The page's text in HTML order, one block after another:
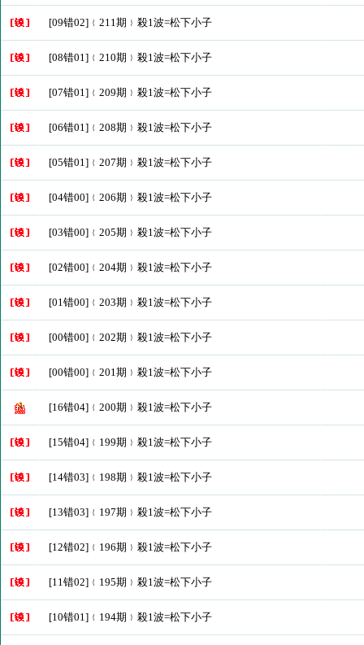
[09错02]﹛211期﹜殺1波=松下小子
[08错01]﹛210期﹜殺1波=松下小子
[07错01]﹛209期﹜殺1波=松下小子
[06错01]﹛208期﹜殺1波=松下小子
[05错01]﹛207期﹜殺1波=松下小子
[04错00]﹛206期﹜殺1波=松下小子
[03错00]﹛205期﹜殺1波=松下小子
[02错00]﹛204期﹜殺1波=松下小子
[01错00]﹛203期﹜殺1波=松下小子
[00错00]﹛202期﹜殺1波=松下小子
[00错00]﹛201期﹜殺1波=松下小子
[16错04]﹛200期﹜殺1波=松下小子
[15错04]﹛199期﹜殺1波=松下小子
[14错03]﹛198期﹜殺1波=松下小子
[13错03]﹛197期﹜殺1波=松下小子
[12错02]﹛196期﹜殺1波=松下小子
[11错02]﹛195期﹜殺1波=松下小子
[10错01]﹛194期﹜殺1波=松下小子